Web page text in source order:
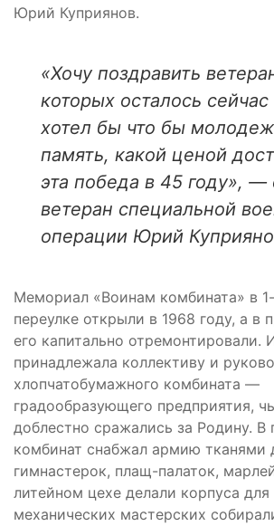
Юрий Куприянов.
«Хочу поздравить
которых осталось
хотел бы что бы
память, какой ценой
эта победа в 45 году», —
ветеран специальной
операции Юрий
Мемориал «Воинам комбината» в
переулке открыли в 1968 году, а в
его капитально отремонтировали.
принадлежала коллективу и
хлопчатобумажного комбината —
градообразующего предприятия,
доблестно сражались за Родину. В
комбинат снабжал армию тканями
гимнастерок, плащ-палаток,
литейном цехе делали корпуса
механических мастерских